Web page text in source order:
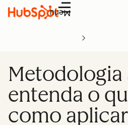
Menu
Metodologia
entenda o
como aplicar